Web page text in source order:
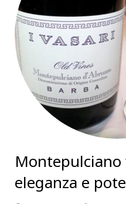
Montepulciano
eleganza e